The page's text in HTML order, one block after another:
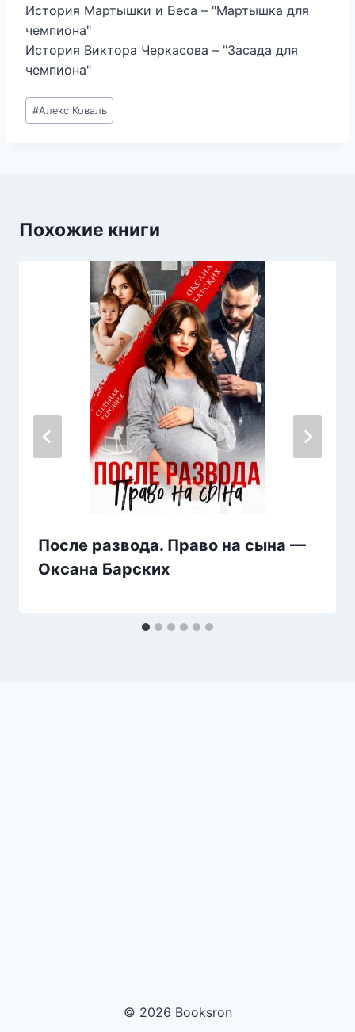
История Мартышки и Беса – "Мартышка для
чемпиона"
История Виктора Черкасова – "Засада для
чемпиона"
Метки
записи:
#Алекс Коваль
Похожие книги
После развода. Право на сына —
Оксана Барских
© 2026 Booksron